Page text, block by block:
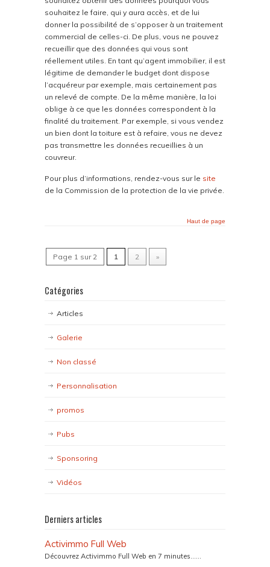
souhaitez le faire, qui y aura accès, et de lui
donner la possibilité de s’opposer à un traitement
commercial de celles-ci. De plus, vous ne pouvez
recueillir que des données qui vous sont
réellement utiles. En tant qu’agent immobilier, il est
légitime de demander le budget dont dispose
l’acquéreur par exemple, mais certainement pas
un relevé de compte. De la même manière, la loi
oblige à ce que les données correspondent à la
finalité du traitement. Par exemple, si vous vendez
un bien dont la toiture est à refaire, vous ne devez
pas transmettre les données recueillies à un
couvreur.
Pour plus d’informations, rendez-vous sur le site
de la Commission de la protection de la vie privée.
Haut de page
Page 1 sur 2 1 2 »
Catégories
Articles
Galerie
Non classé
Personnalisation
promos
Pubs
Sponsoring
Vidéos
Derniers articles
Activimmo Full Web
Découvrez Activimmo Full Web en 7 minutes…...